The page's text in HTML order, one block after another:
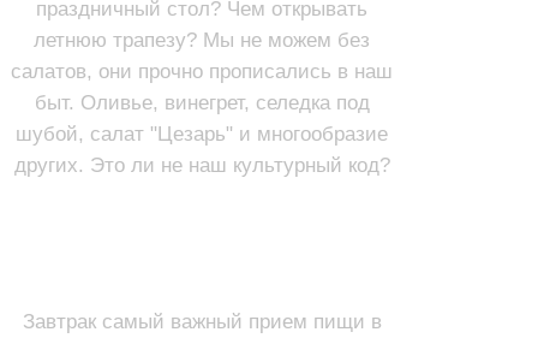
праздничный стол? Чем открывать
летнюю трапезу? Мы не можем без
салатов, они прочно прописались в наш
быт. Оливье, винегрет, селедка под
шубой, салат "Цезарь" и многообразие
других. Это ли не наш культурный код?
Завтрак самый важный прием пищи в